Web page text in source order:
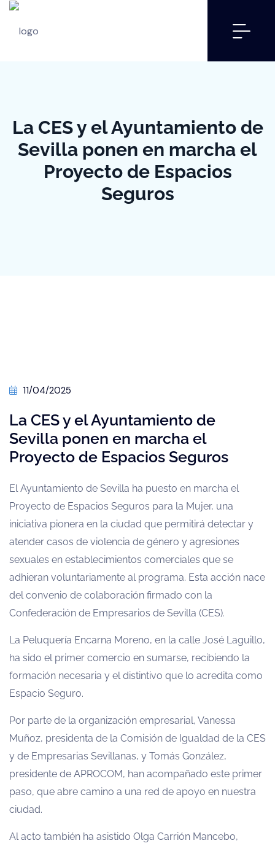
La CES y el Ayuntamiento de
Sevilla ponen en marcha el
Proyecto de Espacios
Seguros
11/04/2025
La CES y el Ayuntamiento de
Sevilla ponen en marcha el
Proyecto de Espacios Seguros
El Ayuntamiento de Sevilla ha puesto en marcha el
Proyecto de Espacios Seguros para la Mujer, una
iniciativa pionera en la ciudad que permitirá detectar y
atender casos de violencia de género y agresiones
sexuales en establecimientos comerciales que se
adhieran voluntariamente al programa. Esta acción nace
del convenio de colaboración firmado con la
Confederación de Empresarios de Sevilla (CES).
La Peluquería Encarna Moreno, en la calle José Laguillo,
ha sido el primer comercio en sumarse, recibiendo la
formación necesaria y el distintivo que lo acredita como
Espacio Seguro.
Por parte de la organización empresarial, Vanessa
Muñoz, presidenta de la Comisión de Igualdad de la CES
y de Empresarias Sevillanas, y Tomás González,
presidente de APROCOM, han acompañado este primer
paso, que abre camino a una red de apoyo en nuestra
ciudad.
Al acto también ha asistido Olga Carrión Mancebo,